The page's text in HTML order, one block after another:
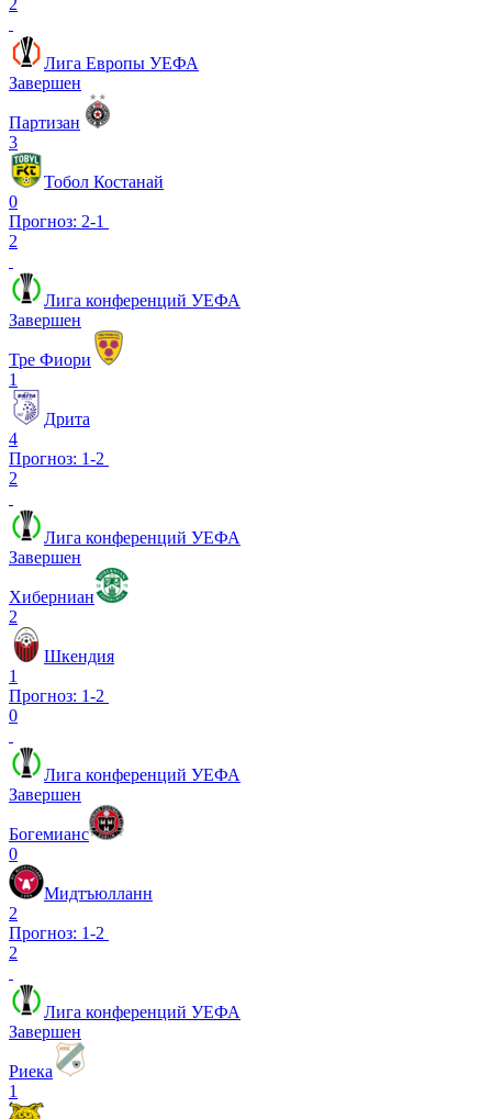
Лига Европы УЕФА
Завершен
Партизан
3
Тобол Костанай
0
Прогноз: 2-1
2
Лига конференций УЕФА
Завершен
Тре Фиори
1
Дрита
4
Прогноз: 1-2
2
Лига конференций УЕФА
Завершен
Хиберниан
2
Шкендия
1
Прогноз: 1-2
0
Лига конференций УЕФА
Завершен
Богемианс
0
Мидтъюлланн
2
Прогноз: 1-2
2
Лига конференций УЕФА
Завершен
Риека
1